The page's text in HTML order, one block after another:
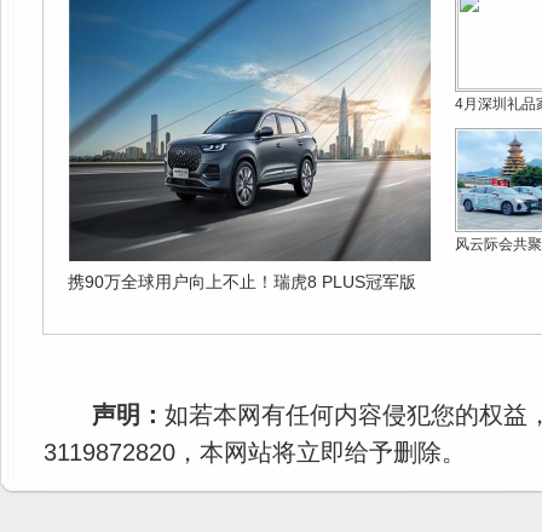
携90万全球用户向上不止！瑞虎8 PLUS冠军版
4月深圳礼品
风云际会共
声明： 如若本网有任何内容侵犯您的权益
3119872820，本网站将立即给予删除。